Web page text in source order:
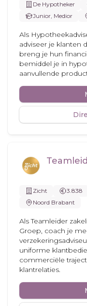
De Hypotheker
Junior, Medior
Als
adviseer je klanten
breng je hun
bemiddel je in
aanvullende
Zicht 3.838
Noord Brabant
Als Teamleider
Groep, coach je
uniforme
commerciële
klantrelaties.